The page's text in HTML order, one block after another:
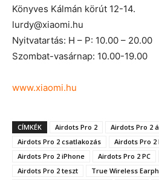
Könyves Kálmán körút 12-14.
lurdy@xiaomi.hu
Nyitvatartás: H – P: 10.00 – 20.00
Szombat-vasárnap: 10.00-19.00
www.xiaomi.hu
CÍMKÉK Airdots Pro 2
Airdots Pro 2
Airdots Pro 2 csatlakozás
Airdots Pro
Airdots Pro 2 iPhone
Airdots Pro 2 PC
Airdots Pro 2 teszt
True Wireless